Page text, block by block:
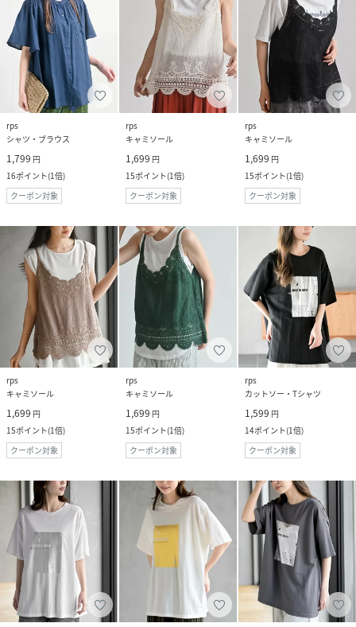
rps
シャツ・ブラウス
1,799 円
16ポイント(1倍)
クーポン対象
rps
キャミソール
1,699 円
15ポイント(1倍)
クーポン対象
rps
キャミソール
1,699 円
15ポイント(1倍)
クーポン対象
rps
キャミソール
1,699 円
15ポイント(1倍)
クーポン対象
rps
キャミソール
1,699 円
15ポイント(1倍)
クーポン対象
rps
カットソー・Tシャツ
1,599 円
14ポイント(1倍)
クーポン対象